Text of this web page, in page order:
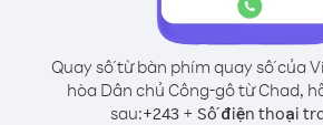
Quay số từ bàn phím quay số của
hòa Dân chủ Công-gô từ Chad,
sau:+243+ Số điện thoại